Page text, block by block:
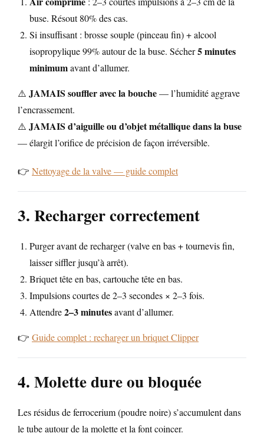
buse. Résout 80% des cas.
Si insuffisant : brosse souple (pinceau fin) + alcool
isopropylique 99% autour de la buse. Sécher5 minutes
minimumavant d’allumer.
⚠️ JAMAIS souffler avec la bouche— l’humidité aggrave
l’encrassement.
⚠️ JAMAIS d’aiguille ou d’objet métallique dans la buse
— élargit l’orifice de précision de façon irréversible.
👉 Nettoyage de la valve — guide complet
3. Recharger correctement
Purger avant de recharger (valve en bas + tournevis fin,
laisser siffler jusqu’à arrêt).
Briquet tête en bas, cartouche tête en bas.
Impulsions courtes de 2–3 secondes × 2–3 fois.
Attendre2–3 minutesavant d’allumer.
👉 Guide complet : recharger un briquet Clipper
4. Molette dure ou bloquée
Les résidus de ferrocerium (poudre noire) s’accumulent dans
le tube autour de la molette et la font coincer.